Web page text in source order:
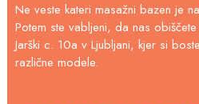
Ne veste kateri masažni bazen je
Potem ste vabljeni, da nas
Jarški c. 10a v Ljubljani, kjer si
različne modele.